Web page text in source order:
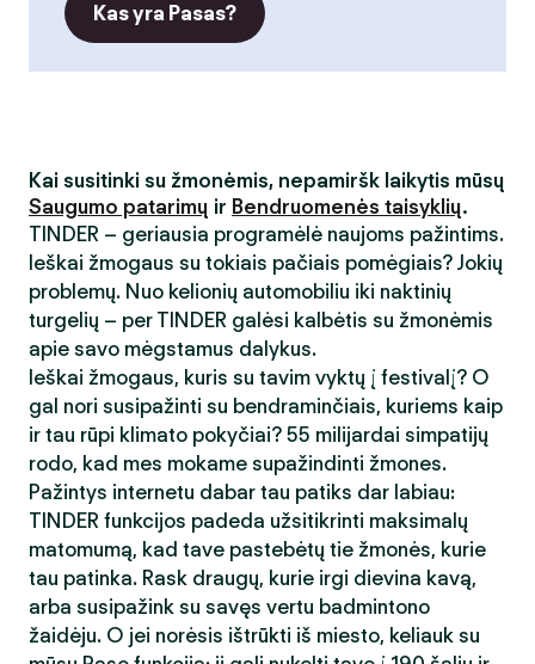
Kas yra Pasas?
Kai susitinki su žmonėmis, nepamiršk laikytis mūsų
Saugumo patarimų ir Bendruomenės taisyklių.
TINDER – geriausia programėlė naujoms pažintims.
Ieškai žmogaus su tokiais pačiais pomėgiais? Jokių
problemų. Nuo kelionių automobiliu iki naktinių
turgelių – per TINDER galėsi kalbėtis su žmonėmis
apie savo mėgstamus dalykus.
Ieškai žmogaus, kuris su tavim vyktų į festivalį? O
gal nori susipažinti su bendraminčiais, kuriems kaip
ir tau rūpi klimato pokyčiai? 55 milijardai simpatijų
rodo, kad mes mokame supažindinti žmones.
Pažintys internetu dabar tau patiks dar labiau:
TINDER funkcijos padeda užsitikrinti maksimalų
matomumą, kad tave pastebėtų tie žmonės, kurie
tau patinka. Rask draugų, kurie irgi dievina kavą,
arba susipažink su savęs vertu badmintono
žaidėju. O jei norėsis ištrūkti iš miesto, keliauk su